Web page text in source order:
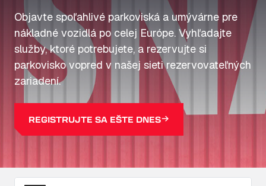
Objavte spoľahlivé parkoviská a umývárne pre
nákladné vozidlá po celej Európe. Vyhľadajte
služby, ktoré potrebujete, a rezervujte si
parkovisko vopred v našej sieti rezervovateľných
zariadení.
REGISTRUJTE SA EŠTE DNES